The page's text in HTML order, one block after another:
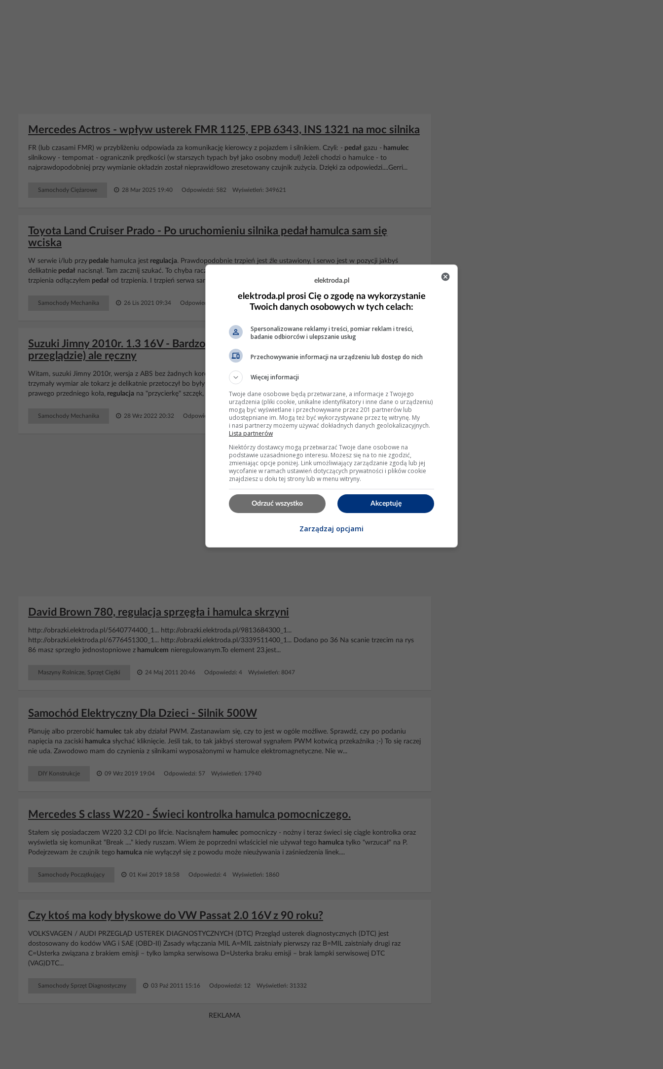
Mercedes Actros - wpływ usterek FMR 1125, EPB 6343, INS 1321 na moc silnika
FR (lub czasami FMR) w przybliżeniu odpowiada za komunikację kierowcy z pojazdem i silnikiem. Czyli: - pedał gazu - hamulec
silnikowy - tempomat - ogranicznik prędkości (w starszych typach był jako osobny moduł) Jeżeli chodzi o hamulce - to
najprawdopodobniej przy wymianie okładzin został nieprawidłowo zresetowany czujnik zużycia. Dzięki za odpowiedzi....Gerri...
Samochody Ciężarowe 28 Mar 2025 19:40 Odpowiedzi: 582 Wyświetleń: 349621
Toyota Land Cruiser Prado - Po uruchomieniu silnika pedał hamulca sam się
wciska
W serwie i/lub przy pedale hamulca jest regulacja. Prawdopodobnie trzpień jest źle ustawiony, i serwo jest w pozycji jakbyś
delikatnie pedał nacisnął. Tam zacznij szukać. To chyba raczej nie to. Zeby wyeliminować kwestie ewentualnej zlej
trzpienia odłączyłem pedał od trzpienia. I trzpień serwa sam wchodzi w kierunku serwa naciskając...
Samochody Mechanika 26 Lis 2021 09:34 Odpowiedzi: 45 Wyświetleń: 5151
Suzuki Jimny 2010r. 1.3 16V - Bardzo słaby hamulec tylny (negatywny wynik na
przeglądzie) ale ręczny
Witam, suzuki Jimny 2010r, wersja z ABS bez żadnych korektorów hamowania kół tylnych, nowe szczęki (2 komplet) bębny
trzymały wymiar ale tokarz je delikatnie przetoczył bo były lekkie rysy, nowe cylinderki i przewody od trójnika na wysokości
prawego przedniego koła, regulacja na "przycierkę" szczęk, na rolka przód ponad 200kg, tył ledwo 80kg, ręczny...
Samochody Mechanika 28 Wrz 2022 20:32 Odpowiedzi: 22 Wyświetleń: 2211
REKLAMA
David Brown 780, regulacja sprzęgła i hamulca skrzyni
http://obrazki.elektroda.pl/5640774400_1... http://obrazki.elektroda.pl/9813684300_1...
http://obrazki.elektroda.pl/6776451300_1... http://obrazki.elektroda.pl/3339511400_1... Dodano po 36 Na scanie trzecim na rys
86 masz sprzegło jednostopniowe z hamulcem nieregulowanym.To element 23.jest...
Maszyny Rolnicze, Sprzęt Ciężki 24 Maj 2011 20:46 Odpowiedzi: 4 Wyświetleń: 8047
Samochód Elektryczny Dla Dzieci - Silnik 500W
Planuję albo przerobić hamulec tak aby działał PWM. Zastanawiam się, czy to jest w ogóle możliwe. Sprawdź, czy po podaniu
napięcia na zaciski hamulca słychać kliknięcie. Jeśli tak, to tak jakbyś sterował sygnałem PWM kotwicą przekaźnika ;-) To się raczej
nie uda. Zawodowo mam do czynienia z silnikami wyposażonymi w hamulce elektromagnetyczne. Nie w...
DIY Konstrukcje 09 Wrz 2019 19:04 Odpowiedzi: 57 Wyświetleń: 17940
Mercedes S class W220 - Świeci kontrolka hamulca pomocniczego.
Stałem się posiadaczem W220 3,2 CDI po lifcie. Nacisnąłem hamulec pomocniczy - nożny i teraz świeci się ciągle kontrolka oraz
wyświetla się komunikat "Break ...." kiedy ruszam. Wiem że poprzedni właściciel nie używał tego hamulca tylko "wrzucał" na P.
Podejrzewam że czujnik tego hamulca nie wyłączył się z powodu może nieużywania i zaśniedzenia linek....
Samochody Początkujący 01 Kwi 2019 18:58 Odpowiedzi: 4 Wyświetleń: 1860
Czy ktoś ma kody błyskowe do VW Passat 2.0 16V z 90 roku?
VOLKSVAGEN / AUDI PRZEGLĄD USTEREK DIAGNOSTYCZNYCH (DTC) Przegląd usterek diagnostycznych (DTC) jest
dostosowany do kodów VAG i SAE (OBD-II) Zasady włączania MIL A=MIL zaistniały pierwszy raz B=MIL zaistniały drugi raz
C=Usterka związana z brakiem emisji – tylko lampka serwisowa D=Usterka braku emisji – brak lampki serwisowej DTC
(VAG)DTC...
Samochody Sprzęt Diagnostyczny 03 Paź 2011 15:16 Odpowiedzi: 12 Wyświetleń: 31332
REKLAMA
elektroda.pl
elektroda.pl prosi Cię o zgodę na wykorzystanie
Twoich danych osobowych w tych celach:
Spersonalizowane reklamy i treści, pomiar reklam i treści,
badanie odbiorców i ulepszanie usług
Przechowywanie informacji na urządzeniu lub dostęp do nich
Więcej informacji
Twoje dane osobowe będą przetwarzane, a informacje z Twojego
urządzenia (pliki cookie, unikalne identyfikatory i inne dane o urządzeniu)
mogą być wyświetlane i przechowywane przez 201 partnerów lub
udostępniane im. Mogą też być wykorzystywane przez tę witrynę. My
i nasi partnerzy możemy używać dokładnych danych geolokalizacyjnych.
Lista partnerów
Niektórzy dostawcy mogą przetwarzać Twoje dane osobowe na
podstawie uzasadnionego interesu. Możesz się na to nie zgodzić,
zmieniając opcje poniżej. Link umożliwiający zarządzanie zgodą lub jej
wycofanie w ramach ustawień dotyczących prywatności i plików cookie
znajdziesz u dołu tej strony lub w menu witryny.
Akceptuję
Odrzuć wszystko
Zarządzaj opcjami